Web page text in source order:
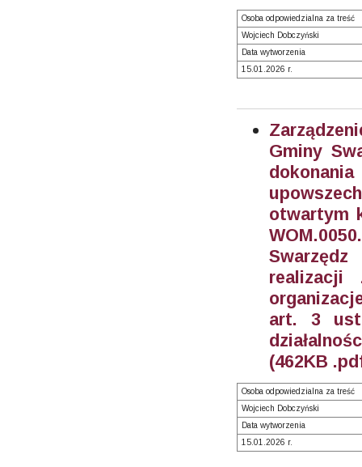
Osoba odpowiedzialna za treść
Wojciech Dobczyński
Data wytworzenia
15.01.2026 r.
Gminy
otwartym
realizacji
art. 3
(462KB
Osoba odpowiedzialna za treść
Wojciech Dobczyński
Data wytworzenia
15.01.2026 r.